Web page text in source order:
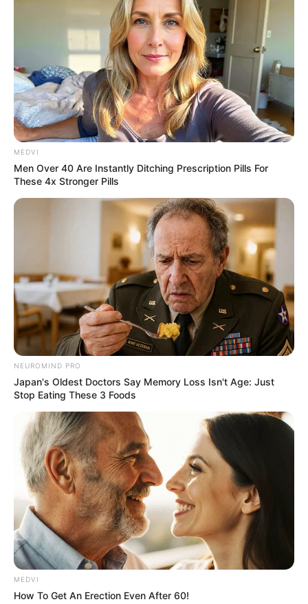
Συντακτική Ομάδα
12/08/2025, 08:51 · 8:51 ΠΜ
Τελευταία ενημέρωση
12/08/2025, 08:51 · 8:51 ΠΜ
Κοινοποίησε άρθρο
Προσθήκη τοnewstok.grστην Google
Ανακαλύψτε περισσότερα άρθρα στα αποτελέσματα
Κορυφώνεται η έξοδος των αδειούχων του
Αυγούστου, με τα λιμάνια του Πειραιά, της
MEDVI
Men Over 40 Are Instantly Ditching Prescription Pills For
These 4x Stronger Pills
NEUROMIND PRO
Japan's Oldest Doctors Say Memory Loss Isn't Age: Just
Stop Eating These 3 Foods
MEDVI
How To Get An Erection Even After 60!